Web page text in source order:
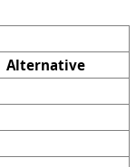
Alternative